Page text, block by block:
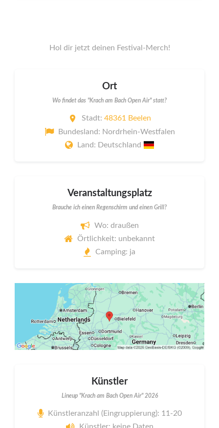
Hol dir jetzt deinen Festival-Merch!
Ort
Wo findet das "Krach am Bach Open Air" statt?
Stadt: 48361 Beelen
Bundesland: Nordrhein-Westfalen
Land: Deutschland
Veranstaltungsplatz
Brauche ich einen Regenschirm und einen Grill?
Wo: draußen
Örtlichkeit: unbekannt
Camping: ja
Künstler
Lineup "Krach am Bach Open Air" 2026
Künstleranzahl (Eingruppierung): 11-20